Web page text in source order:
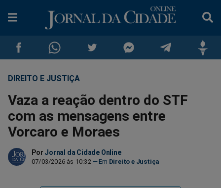
Compartilhar
no
Facebook
Compartilhar
no
Whatsapp
Compartilhar
no
Twitter
no
Messenger
no
DIREITO E JUSTIÇA
Vaza a reação dentro do STF
com as mensagens entre
Vorcaro e Moraes
Por Jornal da Cidade Online
07/03/2026 às 10:32 Direito e Justiça